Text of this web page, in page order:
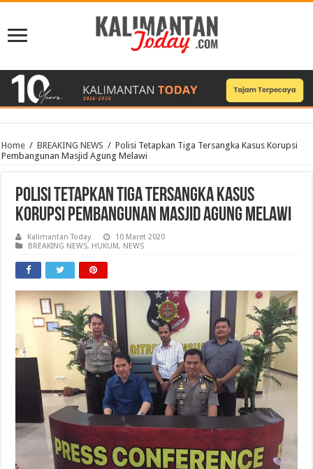
Home / BREAKING NEWS / Polisi Tetapkan Tiga Tersangka Kasus Korupsi
Pembangunan Masjid Agung Melawi
Polisi Tetapkan Tiga Tersangka Kasus
Korupsi Pembangunan Masjid Agung Melawi
Kalimantan Today
10 Maret 2020
BREAKING NEWS, HUKUM, NEWS